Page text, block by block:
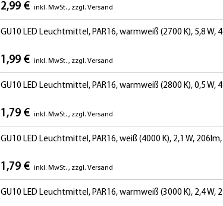
2,99 € inkl. MwSt. , zzgl. Versand
GU10 LED Leuchtmittel, PAR16, warmweiß (2700 K), 5,8 W,
1,99 € inkl. MwSt. , zzgl. Versand
GU10 LED Leuchtmittel, PAR16, warmweiß (2800 K), 0,5 W,
1,79 € inkl. MwSt. , zzgl. Versand
GU10 LED Leuchtmittel, PAR16, weiß (4000 K), 2,1 W,
1,79 € inkl. MwSt. , zzgl. Versand
GU10 LED Leuchtmittel, PAR16, warmweiß (3000 K), 2,4 W,